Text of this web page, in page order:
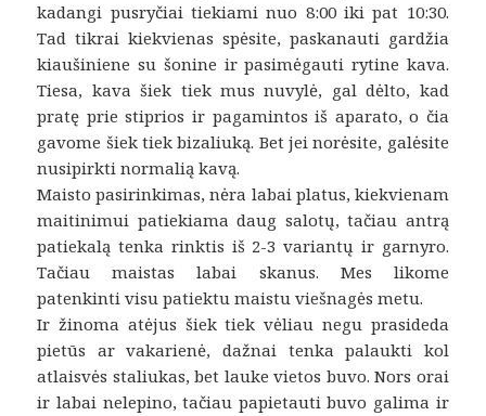
kadangi pusryčiai tiekiami nuo 8:00 iki pat 10:30.
Tad tikrai kiekvienas spėsite, paskanauti gardžia
kiaušiniene su šonine ir pasimėgauti rytine kava.
Tiesa, kava šiek tiek mus nuvylė, gal dėlto, kad
pratę prie stiprios ir pagamintos iš aparato, o čia
gavome šiek tiek bizaliuką. Bet jei norėsite, galėsite
nusipirkti normalią kavą.
Maisto pasirinkimas, nėra labai platus, kiekvienam
maitinimui patiekiama daug salotų, tačiau antrą
patiekalą tenka rinktis iš 2-3 variantų ir garnyro.
Tačiau maistas labai skanus. Mes likome
patenkinti visu patiektu maistu viešnagės metu.
Ir žinoma atėjus šiek tiek vėliau negu prasideda
pietūs ar vakarienė, dažnai tenka palaukti kol
atlaisvės staliukas, bet lauke vietos buvo. Nors orai
ir labai nelepino, tačiau papietauti buvo galima ir